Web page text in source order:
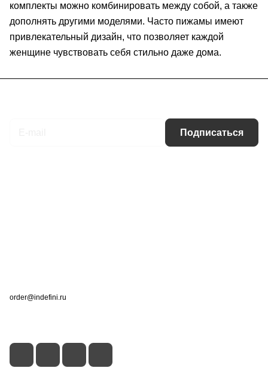
комплекты можно комбинировать между собой, а также
дополнять другими моделями. Часто пижамы имеют
привлекательный дизайн, что позволяет каждой
женщине чувствовать себя стильно даже дома.
Подписаться
order@indefini.ru